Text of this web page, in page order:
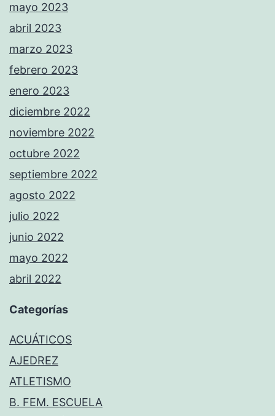
mayo 2023
abril 2023
marzo 2023
febrero 2023
enero 2023
diciembre 2022
noviembre 2022
octubre 2022
septiembre 2022
agosto 2022
julio 2022
junio 2022
mayo 2022
abril 2022
Categorías
ACUÁTICOS
AJEDREZ
ATLETISMO
B. FEM. ESCUELA